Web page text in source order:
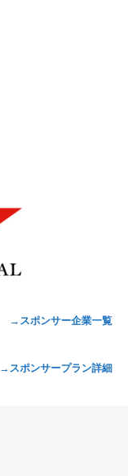
→スポンサー企業一覧
→スポンサープラン詳細